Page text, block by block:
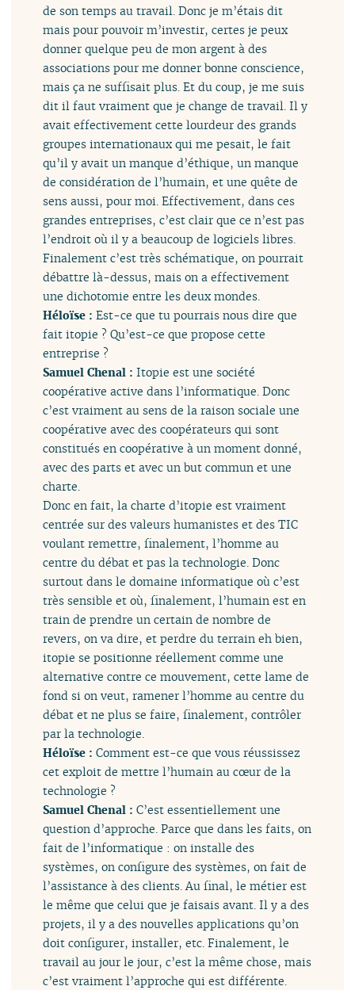
de son temps au travail. Donc je m’étais dit
mais pour pouvoir m’investir, certes je peux
donner quelque peu de mon argent à des
associations pour me donner bonne conscience,
mais ça ne suffisait plus. Et du coup, je me suis
dit il faut vraiment que je change de travail. Il y
avait effectivement cette lourdeur des grands
groupes internationaux qui me pesait, le fait
qu’il y avait un manque d’éthique, un manque
de considération de l’humain, et une quête de
sens aussi, pour moi. Effectivement, dans ces
grandes entreprises, c’est clair que ce n’est pas
l’endroit où il y a beaucoup de logiciels libres.
Finalement c’est très schématique, on pourrait
débattre là-dessus, mais on a effectivement
une dichotomie entre les deux mondes.
Héloïse :Est-ce que tu pourrais nous dire que
fait itopie ? Qu’est-ce que propose cette
entreprise ?
Samuel Chenal :Itopie est une société
coopérative active dans l’informatique. Donc
c’est vraiment au sens de la raison sociale une
coopérative avec des coopérateurs qui sont
constitués en coopérative à un moment donné,
avec des parts et avec un but commun et une
charte.
Donc en fait, la charte d’itopie est vraiment
centrée sur des valeurs humanistes et des TIC
voulant remettre, finalement, l’homme au
centre du débat et pas la technologie. Donc
surtout dans le domaine informatique où c’est
très sensible et où, finalement, l’humain est en
train de prendre un certain de nombre de
revers, on va dire, et perdre du terrain eh bien,
itopie se positionne réellement comme une
alternative contre ce mouvement, cette lame de
fond si on veut, ramener l’homme au centre du
débat et ne plus se faire, finalement, contrôler
par la technologie.
Héloïse :Comment est-ce que vous réussissez
cet exploit de mettre l’humain au cœur de la
technologie ?
Samuel Chenal :C’est essentiellement une
question d’approche. Parce que dans les faits, on
fait de l’informatique : on installe des
systèmes, on configure des systèmes, on fait de
l’assistance à des clients. Au final, le métier est
le même que celui que je faisais avant. Il y a des
projets, il y a des nouvelles applications qu’on
doit configurer, installer, etc. Finalement, le
travail au jour le jour, c’est la même chose, mais
c’est vraiment l’approche qui est différente.